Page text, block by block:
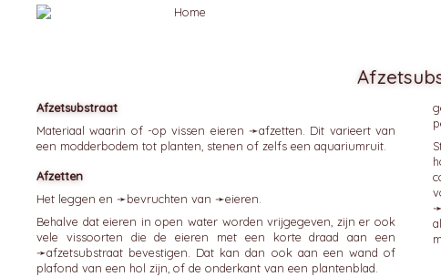
Afzetsubstraat
Materiaal waarin of -op vissen eieren ➛afzetten . Dit varieert van
een modderbodem tot planten, stenen of zelfs een aquariumruit.
Afzetten
Het leggen en ➛bevruchten van ➛eieren
Behalve dat eieren in open water worden vrijgegeven, zijn er ook
vele vissoorten die de eieren met een korte draad aan een
➛afzetsubstraat bevestigen. Dat kan dan ook aan een wand of
plafond van een hol zijn, of de onderkant van een plantenblad.
➛